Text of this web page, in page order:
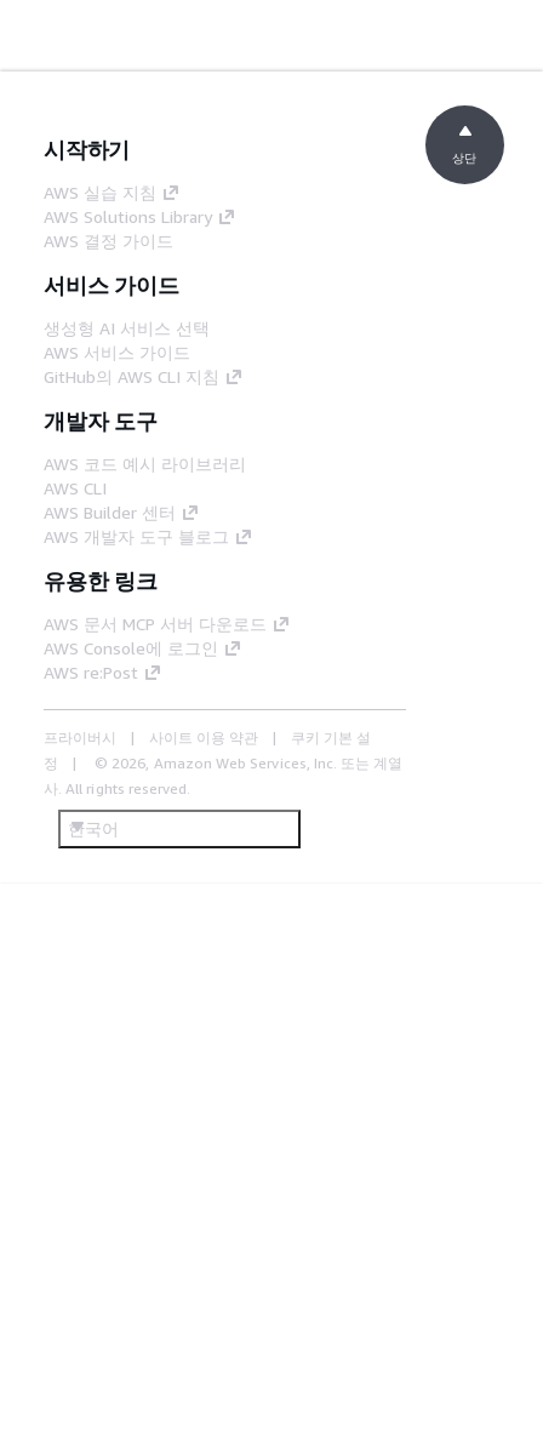
시작하기
AWS 실습 지침
AWS Solutions Library
AWS 결정 가이드
서비스 가이드
생성형 AI 서비스 선택
AWS 서비스 가이드
GitHub의 AWS CLI 지침
개발자 도구
AWS 코드 예시 라이브러리
AWS CLI
AWS Builder 센터
AWS 개발자 도구 블로그
유용한 링크
AWS 문서 MCP 서버 다운로드
AWS Console에 로그인
AWS re:Post
프라이버시 사이트 이용 약관
쿠키 기본 설
정
© 2026, Amazon Web Services, Inc. 또는 계열
사. All rights reserved.
한국어
상단